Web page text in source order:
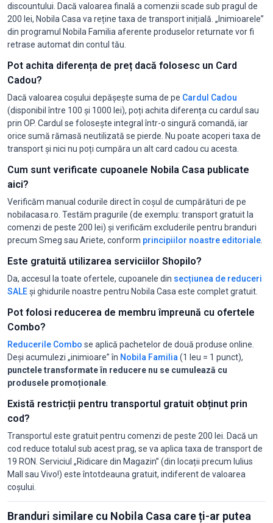
discountului. Dacă valoarea finală a comenzii scade sub pragul de
200 lei, Nobila Casa va reține taxa de transport inițială. „Inimioarele”
din programul Nobila Familia aferente produselor returnate vor fi
retrase automat din contul tău.
Pot achita diferența de preț dacă folosesc un Card
Cadou?
Dacă valoarea coșului depășește suma de pe Cardul Cadou
(disponibil între 100 și 1000 lei), poți achita diferența cu cardul sau
prin OP. Cardul se folosește integral într-o singură comandă, iar
orice sumă rămasă neutilizată se pierde. Nu poate acoperi taxa de
transport și nici nu poți cumpăra un alt card cadou cu acesta.
Cum sunt verificate cupoanele Nobila Casa publicate
aici?
Verificăm manual codurile direct în coșul de cumpărături de pe
nobilacasa.ro. Testăm pragurile (de exemplu: transport gratuit la
comenzi de peste 200 lei) și verificăm excluderile pentru branduri
precum Smeg sau Ariete, conform principiilor noastre editoriale
Este gratuită utilizarea serviciilor Shopilo?
Da, accesul la toate ofertele, cupoanele din secțiunea de reduceri
SALEși ghidurile noastre pentru Nobila Casa este complet gratuit.
Pot folosi reducerea de membru împreună cu ofertele
Combo?
Reducerile Combo se aplică pachetelor de două produse online.
Deși acumulezi „inimioare” în Nobila Familia (1 leu = 1 punct),
punctele transformate în reducere nu se cumulează cu
produsele promoționale
Există restricții pentru transportul gratuit obținut prin
cod?
Transportul este gratuit pentru comenzi de peste 200 lei. Dacă un
cod reduce totalul sub acest prag, se va aplica taxa de transport de
19 RON. Serviciul „Ridicare din Magazin” (din locații precum Iulius
Mall sau Vivo!) este întotdeauna gratuit, indiferent de valoarea
coșului.
Branduri similare cu Nobila Casa care ți-ar putea